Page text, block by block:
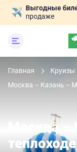
Выгодные
продаже
Главная Круизы
Москва – Казань –
Москва